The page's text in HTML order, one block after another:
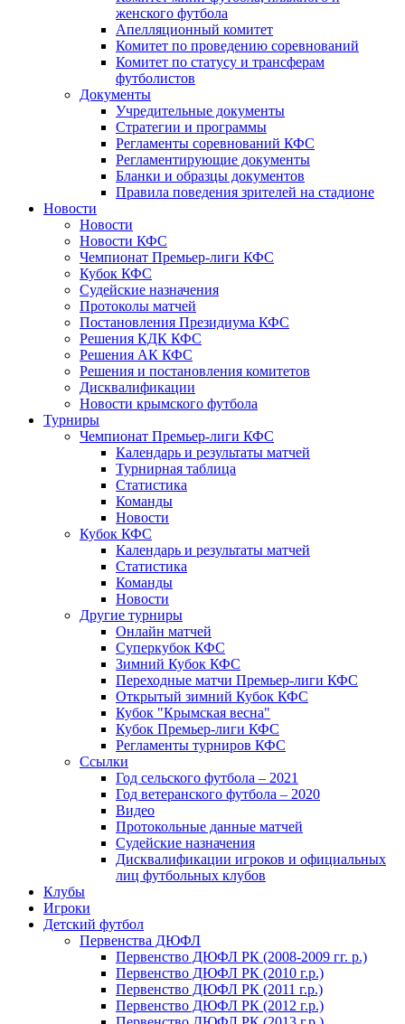
женского футбола
Апелляционный комитет
Комитет по проведению соревнований
Комитет по статусу и трансферам
футболистов
Документы
Учредительные документы
Стратегии и программы
Регламенты соревнований КФС
Регламентирующие документы
Бланки и образцы документов
Правила поведения зрителей на стадионе
Новости
Новости
Новости КФС
Чемпионат Премьер-лиги КФС
Кубок КФС
Судейские назначения
Протоколы матчей
Постановления Президиума КФС
Решения КДК КФС
Решения АК КФС
Решения и постановления комитетов
Дисквалификации
Новости крымского футбола
Турниры
Чемпионат Премьер-лиги КФС
Календарь и результаты матчей
Турнирная таблица
Статистика
Команды
Новости
Кубок КФС
Календарь и результаты матчей
Статистика
Команды
Новости
Другие турниры
Онлайн матчей
Суперкубок КФС
Зимний Кубок КФС
Переходные матчи Премьер-лиги КФС
Открытый зимний Кубок КФС
Кубок "Крымская весна"
Кубок Премьер-лиги КФС
Регламенты турниров КФС
Ссылки
Год сельского футбола – 2021
Год ветеранского футбола – 2020
Видео
Протокольные данные матчей
Судейские назначения
Дисквалификации игроков и официальных
лиц футбольных клубов
Клубы
Игроки
Детский футбол
Первенства ДЮФЛ
Первенство ДЮФЛ РК (2008-2009 гг. р.)
Первенство ДЮФЛ РК (2010 г.р.)
Первенство ДЮФЛ РК (2011 г.р.)
Первенство ДЮФЛ РК (2012 г.р.)